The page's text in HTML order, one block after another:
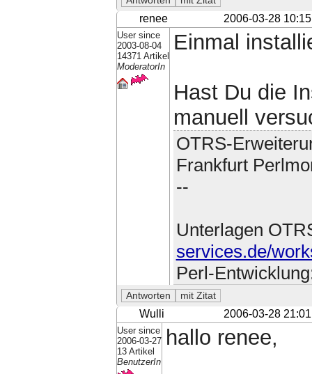
renee 2006-03-28 10:15
User since
2003-08-04
14371 Artikel
ModeratorIn
Einmal
Hast Du die
manuell
OTRS-
Frankfurt
--
Unterlagen
services.de/
Perl-
Wulli 2006-03-28 21:01
User since
2006-03-27
13 Artikel
BenutzerIn
hallo renee,